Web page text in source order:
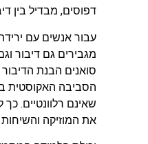
דפוסים, מבדיל בין
עבור אנשים עם
מגבירים גם דיבור
סואנים הבנת
הסביבה האקוסטית
שאינם רלוונטיים.
את המוזיקה